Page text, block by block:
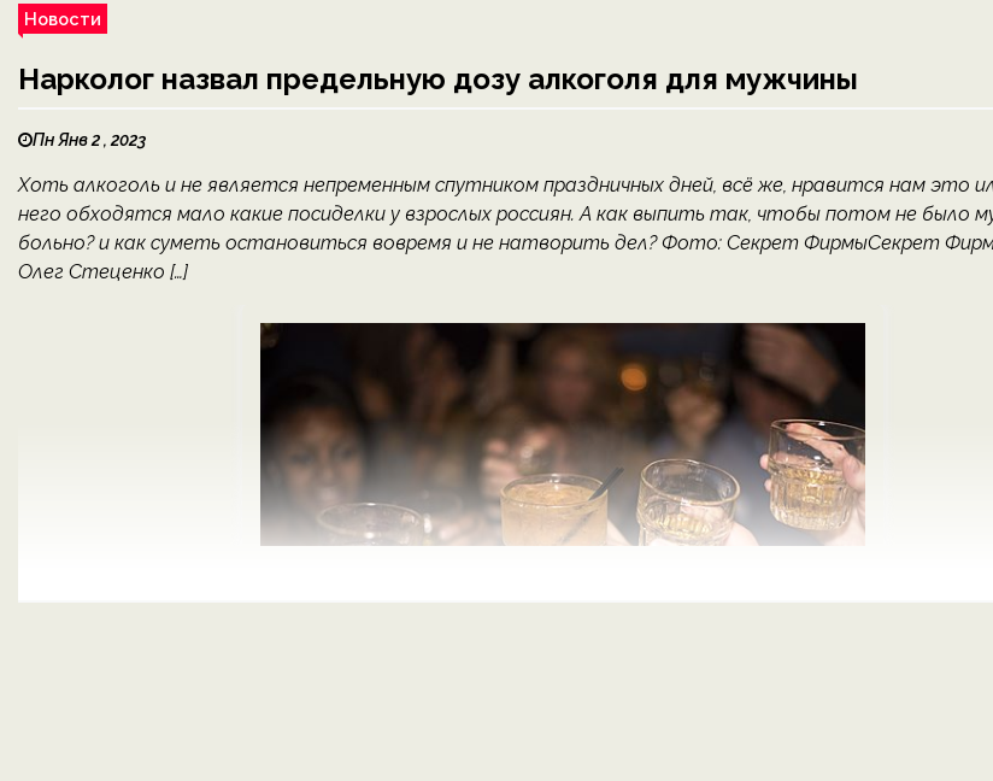
Новости
Нарколог назвал предельную дозу алкоголя для мужчины
Пн Янв 2 , 2023
Хоть алкоголь и не является непременным спутником праздничных дней, всё же, нравится нам это
него обходятся мало какие посиделки у взрослых россиян. А как выпить так, чтобы потом не было
больно? и как суметь остановиться вовремя и не натворить дел? Фото: Секрет ФирмыСекрет
Олег Стеценко […]